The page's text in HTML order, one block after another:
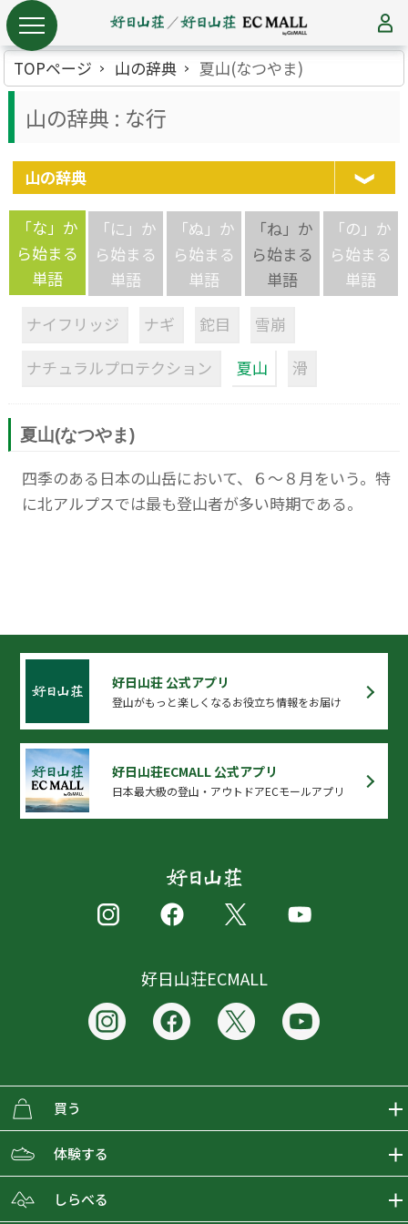
TOPページ 山の辞典 夏山(なつやま)
山の辞典 : な行
山の辞典
「な」か
ら始まる
単語
「に」か
ら始まる
単語
「ぬ」か
ら始まる
単語
「ね」か
ら始まる
単語
「の」か
ら始まる
単語
ナイフリッジ
ナギ 鉈目
雪崩
ナチュラルプロテクション
夏山 滑
夏山(なつやま)
四季のある日本の山岳において、６～８月をいう。特
に北アルプスでは最も登山者が多い時期である。
好日山荘 公式アプリ
登山がもっと楽しくなるお役立ち情報をお届け
好日山荘ECMALL 公式アプリ
日本最大級の登山・アウトドアECモールアプリ
好日山荘ECMALL
買う
ECMALLの商品をさがす
取り扱いブランド一覧
体験する
おとな女子登山部
しらべる